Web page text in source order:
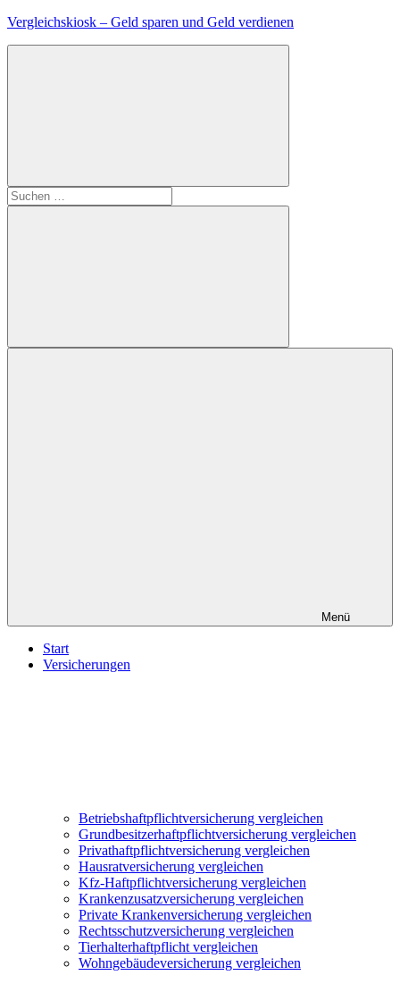
Zum
Vergleichskiosk – Geld sparen und Geld verdienen
Suchen
nach:
Suchen
Menü
Start
Versicherungen
Betriebshaftpflichtversicherung vergleichen
Grundbesitzerhaftpflichtversicherung vergleichen
Privathaftpflichtversicherung vergleichen
Hausratversicherung vergleichen
Kfz-Haftpflichtversicherung vergleichen
Krankenzusatzversicherung vergleichen
Private Krankenversicherung vergleichen
Rechtsschutzversicherung vergleichen
Tierhalterhaftpflicht vergleichen
Wohngebäudeversicherung vergleichen